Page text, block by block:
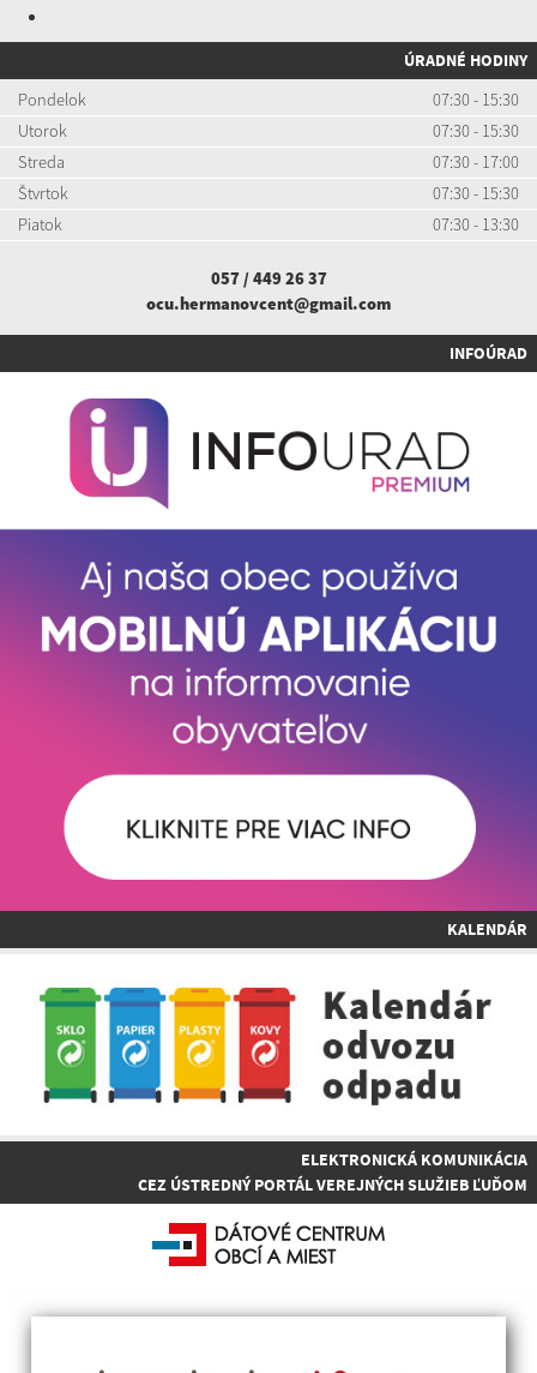
ÚRADNÉ HODINY
Pondelok
07:30 - 15:30
Utorok
07:30 - 15:30
Streda
07:30 - 17:00
Štvrtok
07:30 - 15:30
Piatok
07:30 - 13:30
057 / 449 26 37
ocu.hermanovcent@gmail.com
INFOÚRAD
KALENDÁR
ELEKTRONICKÁ KOMUNIKÁCIA
CEZ ÚSTREDNÝ PORTÁL VEREJNÝCH SLUŽIEB ĽUĎOM